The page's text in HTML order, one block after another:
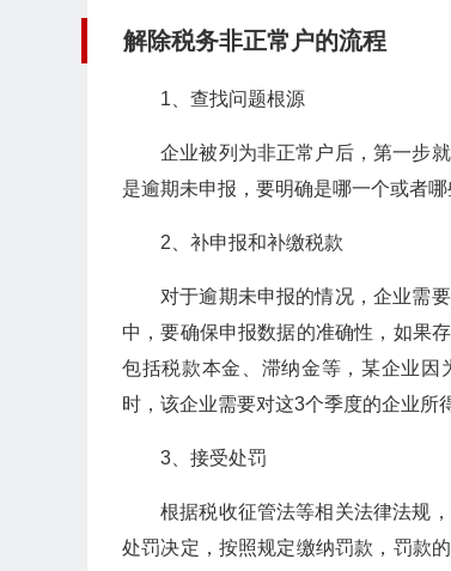
解除税务非正常户的流程
1、查找问题根源
企业被列为非正常户后，第一步
是逾期未申报，要明确是哪一个或者
2、补申报和补缴税款
对于逾期未申报的情况，企业需
中，要确保申报数据的准确性，如果
包括税款本金、滞纳金等，某企业
时，该企业需要对这3个季度的企业所
3、接受处罚
根据税收征管法等相关法律法规
处罚决定，按照规定缴纳罚款，罚款